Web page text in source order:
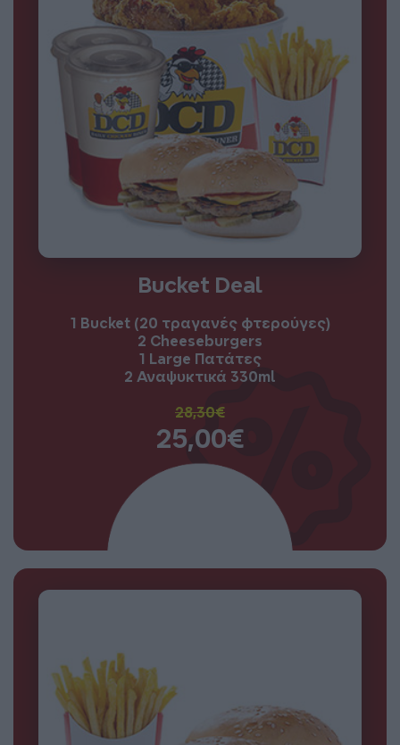
Bucket Deal
1 Bucket (20 τραγανές φτερούγες)
2 Cheeseburgers
1 Large Πατάτες
2 Αναψυκτικά 330ml
28,30€
25,00€